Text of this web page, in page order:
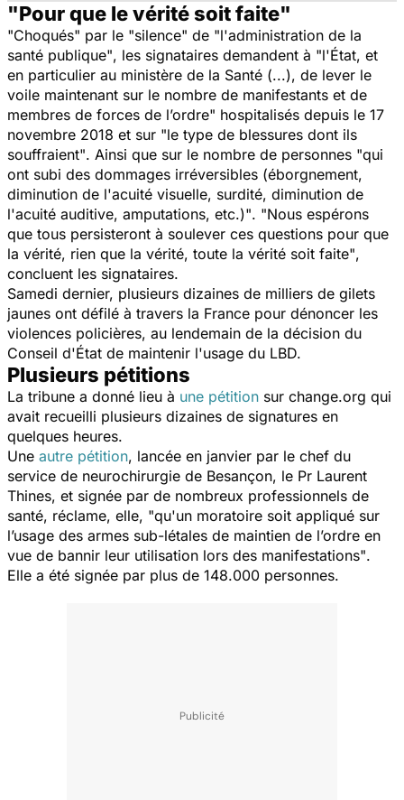
"Pour que le vérité soit faite"
"Choqués" par le "silence" de "l'administration de la
santé publique", les signataires demandent à "l'État, et
en particulier au ministère de la Santé (...), de lever le
voile maintenant sur le nombre de manifestants et de
membres de forces de l’ordre" hospitalisés depuis le 17
novembre 2018 et sur "le type de blessures dont ils
souffraient". Ainsi que sur le nombre de personnes "qui
ont subi des dommages irréversibles (éborgnement,
diminution de l'acuité visuelle, surdité, diminution de
l'acuité auditive, amputations, etc.)". "Nous espérons
que tous persisteront à soulever ces questions pour que
la vérité, rien que la vérité, toute la vérité soit faite",
concluent les signataires.
Samedi dernier, plusieurs dizaines de milliers de gilets
jaunes ont défilé à travers la France pour dénoncer les
violences policières, au lendemain de la décision du
Conseil d'État de maintenir l'usage du LBD.
Plusieurs pétitions
La tribune a donné lieu à une pétition sur change.org qui
avait recueilli plusieurs dizaines de signatures en
quelques heures.
Une autre pétition, lancée en janvier par le chef du
service de neurochirurgie de Besançon, le Pr Laurent
Thines, et signée par de nombreux professionnels de
santé, réclame, elle, "qu'un moratoire soit appliqué sur
l’usage des armes sub-létales de maintien de l’ordre en
vue de bannir leur utilisation lors des manifestations".
Elle a été signée par plus de 148.000 personnes.